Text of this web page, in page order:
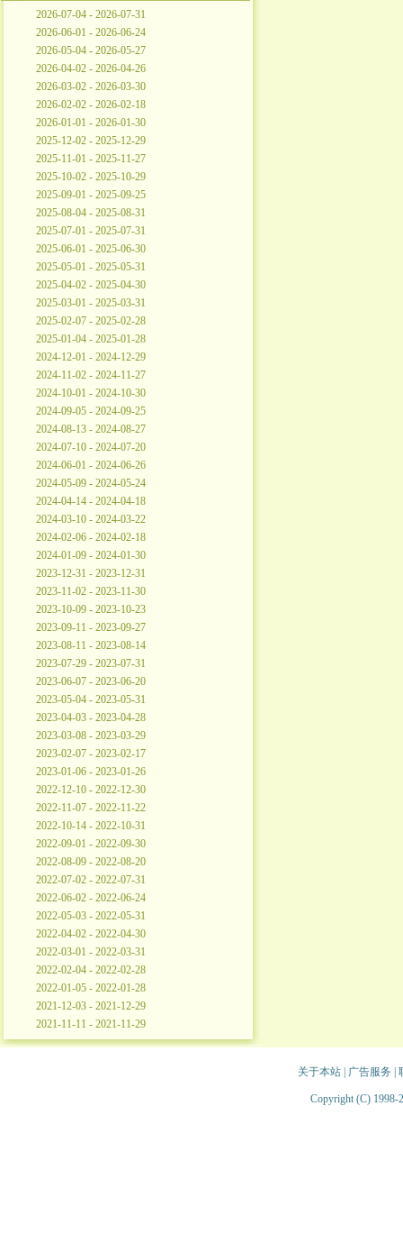
2026-07-04 - 2026-07-31
2026-06-01 - 2026-06-24
2026-05-04 - 2026-05-27
2026-04-02 - 2026-04-26
2026-03-02 - 2026-03-30
2026-02-02 - 2026-02-18
2026-01-01 - 2026-01-30
2025-12-02 - 2025-12-29
2025-11-01 - 2025-11-27
2025-10-02 - 2025-10-29
2025-09-01 - 2025-09-25
2025-08-04 - 2025-08-31
2025-07-01 - 2025-07-31
2025-06-01 - 2025-06-30
2025-05-01 - 2025-05-31
2025-04-02 - 2025-04-30
2025-03-01 - 2025-03-31
2025-02-07 - 2025-02-28
2025-01-04 - 2025-01-28
2024-12-01 - 2024-12-29
2024-11-02 - 2024-11-27
2024-10-01 - 2024-10-30
2024-09-05 - 2024-09-25
2024-08-13 - 2024-08-27
2024-07-10 - 2024-07-20
2024-06-01 - 2024-06-26
2024-05-09 - 2024-05-24
2024-04-14 - 2024-04-18
2024-03-10 - 2024-03-22
2024-02-06 - 2024-02-18
2024-01-09 - 2024-01-30
2023-12-31 - 2023-12-31
2023-11-02 - 2023-11-30
2023-10-09 - 2023-10-23
2023-09-11 - 2023-09-27
2023-08-11 - 2023-08-14
2023-07-29 - 2023-07-31
2023-06-07 - 2023-06-20
2023-05-04 - 2023-05-31
2023-04-03 - 2023-04-28
2023-03-08 - 2023-03-29
2023-02-07 - 2023-02-17
2023-01-06 - 2023-01-26
2022-12-10 - 2022-12-30
2022-11-07 - 2022-11-22
2022-10-14 - 2022-10-31
2022-09-01 - 2022-09-30
2022-08-09 - 2022-08-20
2022-07-02 - 2022-07-31
2022-06-02 - 2022-06-24
2022-05-03 - 2022-05-31
2022-04-02 - 2022-04-30
2022-03-01 - 2022-03-31
2022-02-04 - 2022-02-28
2022-01-05 - 2022-01-28
2021-12-03 - 2021-12-29
2021-11-11 - 2021-11-29
关于本站| 广告服务
Copyright (C) 1998-